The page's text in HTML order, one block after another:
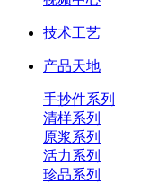
技术工艺
产品天地
手抄件系列
清样系列
原浆系列
活力系列
珍品系列